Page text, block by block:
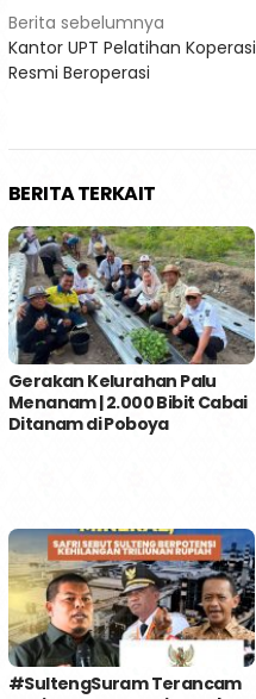
Navigasi
pos
Berita sebelumnya
Kantor UPT Pelatihan Koperasi
Resmi Beroperasi
BERITA TERKAIT
Gerakan Kelurahan Palu
Menanam | 2.000 Bibit Cabai
Ditanam di Poboya
#SultengSuram Terancam